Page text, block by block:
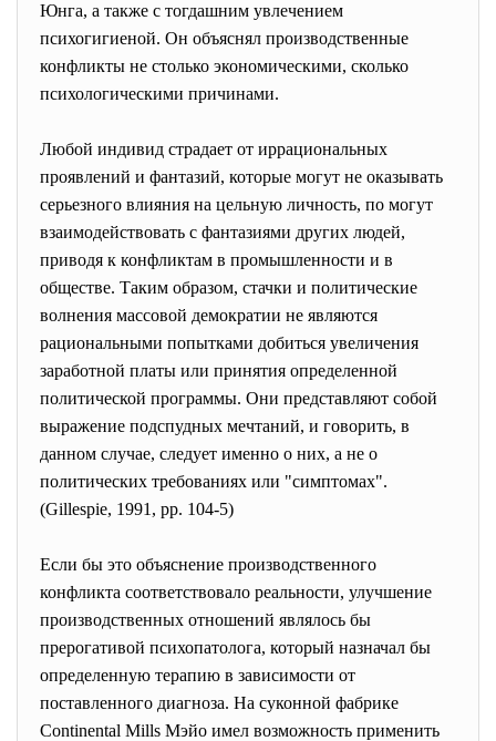
Юнга, а также с тогдашним увлечением
психогигиеной. Он объяснял производственные
конфликты не столько экономическими, сколько
психологическими причинами.
Любой индивид страдает от иррациональных
проявлений и фантазий, которые могут не оказывать
серьезного влияния на цельную личность, по могут
взаимодействовать с фантазиями других людей,
приводя к конфликтам в промышленности и в
обществе. Таким образом, стачки и политические
волнения массовой демократии не являются
рациональными попытками добиться увеличения
заработной платы или принятия определенной
политической программы. Они представляют собой
выражение подспудных мечтаний, и говорить, в
данном случае, следует именно о них, а не о
политических требованиях или "симптомах".
(Gillespie, 1991, pp. 104-5)
Если бы это объяснение производственного
конфликта соответствовало реальности, улучшение
производственных отношений являлось бы
прерогативой психопатолога, который назначал бы
определенную терапию в зависимости от
поставленного диагноза. На суконной фабрике
Continental Mills Мэйо имел возможность применить